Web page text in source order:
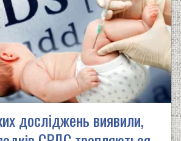
досліджень виявили,